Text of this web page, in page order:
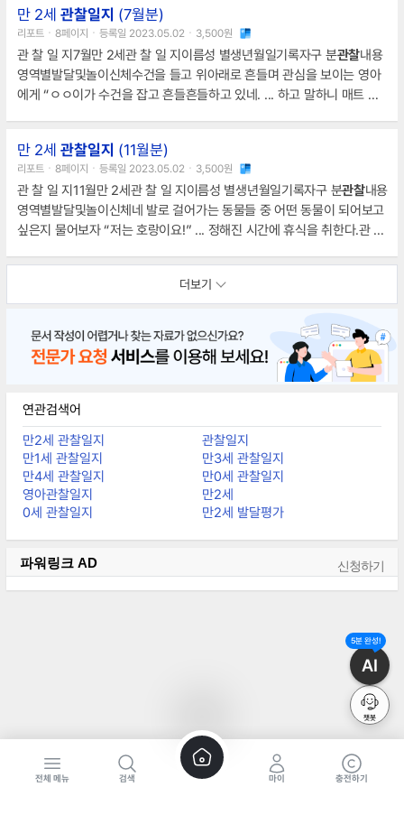
2시간 ... 벌레를 무서워하면서도 관심이 많아서 곤충의 이름을 알고 생김
새의 특징을 말로 표현하거나 곤충(모형)을 관찰
찰 일 지이름성 별생년월일기록자구 분관찰내용영역별발달및놀이신체벽
에
만 2세 관찰일지 (7월분)
리포트ㆍ8페이지ㆍ등록일 2023.05.02ㆍ3,500원
관 찰 일 지7월만 2세관 찰 일 지이름성 별생년월일기록자구 분관찰내용
영역별발달및놀이신체수건을 들고 위아래로 흔들며 관심을 보이는 영아
에게 “ㅇㅇ이가 수건을 잡고 흔들흔들하고 있네. ... 하고 말하니 매트 위
보는 경우가 있다.해석 ... 숟가락을 함께 잡은 손을 잡아당겨 입으로 가져
가려고 하는 모습을 보인다.배변습관기저귀를 착용하고 있으며 보조 변기
에 거부감을 보인다.수면습관낮잠시간 뒤척이거나 중간에 깨지 않고 2시
간
만 2세 관찰일지 (11월분)
리포트ㆍ8페이지ㆍ등록일 2023.05.02ㆍ3,500원
관 찰 일 지11월만 2세관 찰 일 지이름성 별생년월일기록자구 분관찰내용
영역별발달및놀이신체네 발로 걸어가는 동물들 중 어떤 동물이 되어보고
싶은지 물어보자 “저는 호랑이요!” ... 정해진 시간에 휴식을 취한다.관 찰
리는 어떻게 움직일까? ... 정해진 시간에 휴식을 취할 수 있다.관 찰 일 지
관찰내용영역별발달및놀이신체코끼리는
어떻게 움직일까?
더보기
연관검색어
만2세 관찰일지
관찰일지
만1세 관찰일지
만3세 관찰일지
만4세 관찰일지
만0세 관찰일지
영아관찰일지
만2세
0세 관찰일지
만2세 발달평가
파워링크 AD 신청하기
전체 메뉴 검색 마이 충전하기
5분 완성!
AI
챗봇